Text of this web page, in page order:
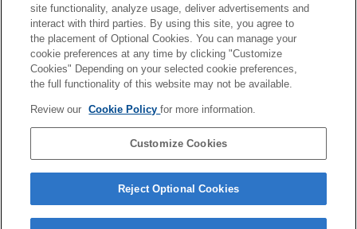
Gebruiken van handige functies
Gebruiken van "Sony | Music Center"
Wat u kunt doen met "Sony | Music Center"
"Sony | Music Center" installeren
Oplossen van problemen
site functionality, analyze usage, deliver advertisements and
interact with third parties. By using this site, you agree to
the placement of Optional Cookies. You can manage your
cookie preferences at any time by clicking "Customize
Cookies" Depending on your selected cookie preferences,
the full functionality of this website may not be available.
Review our Cookie Policyfor more information.
Customize Cookies
Reject Optional Cookies